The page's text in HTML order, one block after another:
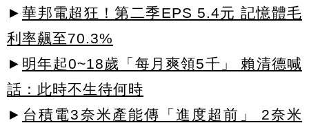
► 華邦電超狂！第二季EPS 5.4元 記憶體毛
利率飆至70.3%
► 明年起0~18歲「每月爽領5千」 賴清德喊
話：此時不生待何時
► 台積電3奈米產能傳「進度超前」 2奈米